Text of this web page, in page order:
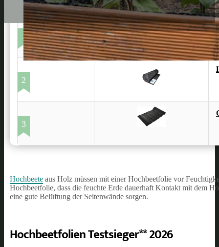
1
2
3
Hochbeete aus Holz müssen mit einer Hochbeetfolie vor
Hochbeetfolie, dass die feuchte Erde dauerhaft Kontakt mit dem
eine gute Belüftung der Seitenwände sorgen.
Hochbeetfolien Testsieger** 2026